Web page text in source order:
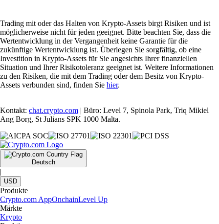
Trading mit oder das Halten von Krypto-Assets birgt Risiken und ist
möglicherweise nicht für jeden geeignet. Bitte beachten Sie, dass die
Wertentwicklung in der Vergangenheit keine Garantie für die
zukünftige Wertentwicklung ist. Überlegen Sie sorgfältig, ob eine
Investition in Krypto-Assets für Sie angesichts Ihrer finanziellen
Situation und Ihrer Risikotoleranz geeignet ist. Weitere Informationen
zu den Risiken, die mit dem Trading oder dem Besitz von Krypto-
Assets verbunden sind, finden Sie hier.
Kontakt: chat.crypto.com | Büro: Level 7, Spinola Park, Triq Mikiel
Ang Borg, St Julians SPK 1000 Malta.
Deutsch
|
USD
Produkte
Crypto.com AppOnchainLevel Up
Märkte
Krypto